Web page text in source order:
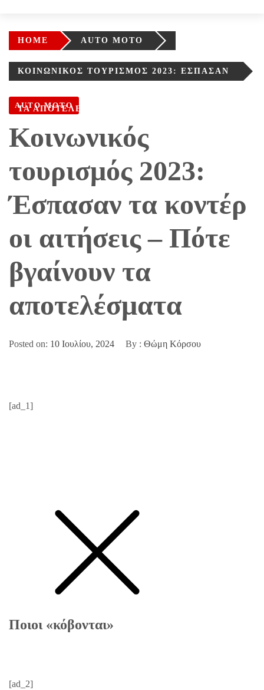
HOME AUTO MOTO
ΚΟΙΝΩΝΙΚΌΣ ΤΟΥΡΙΣΜΌΣ 2023: ΈΣΠΑΣΑΝ
ΤΑ ΑΠΟΤΕΛΈΣΜΑΤΑ
AUTO MOTO
Κοινωνικός
τουρισμός 2023:
Έσπασαν τα κοντέρ
οι αιτήσεις – Πότε
βγαίνουν τα
αποτελέσματα
Posted on: 10 Ιουλίου, 2024 By : Θώμη Κόρσου
[ad_1]
Ποιοι «κόβονται»
[ad_2]